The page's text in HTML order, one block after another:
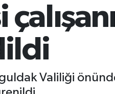
Valiliği